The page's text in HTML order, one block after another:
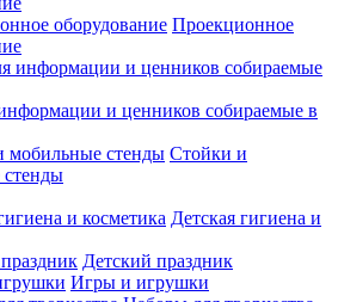
Проекционное
и ценников собираемые в
Стойки и
Детская гигиена и
Детский праздник
Игры и игрушки